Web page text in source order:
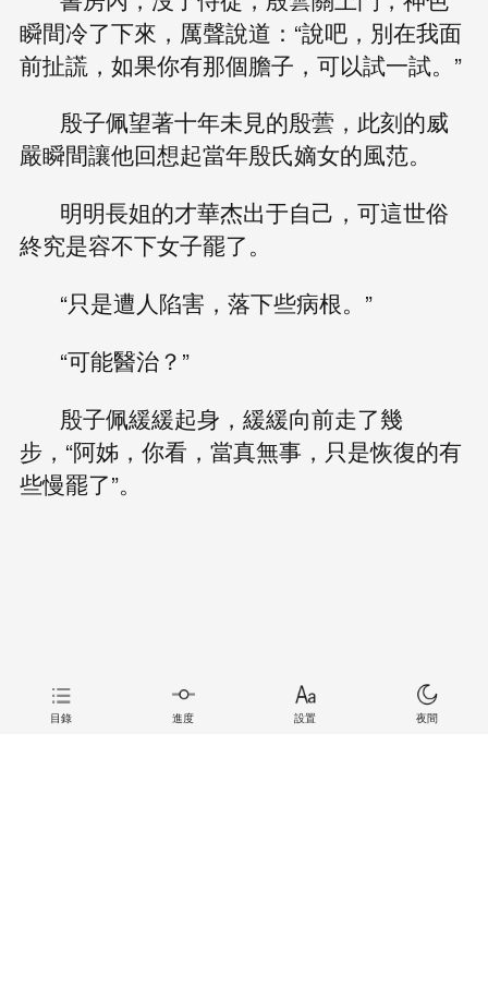
瞬間冷了下來，厲聲說道：“說吧，別在我面
前扯謊，如果你有那個膽子，可以試一試。”
殷子佩望著十年未見的殷蕓，此刻的威
嚴瞬間讓他回想起當年殷氏嫡女的風范。
明明長姐的才華杰出于自己，可這世俗
終究是容不下女子罷了。
“只是遭人陷害，落下些病根。”
“可能醫治？”
殷子佩緩緩起身，緩緩向前走了幾
步，“阿姊，你看，當真無事，只是恢復的有
些慢罷了”。
目錄 進度 設置 夜間